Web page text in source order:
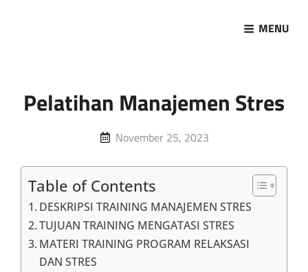
MENU
Pelatihan Manajemen Stres
Posted
November 25, 2023
Table of Contents
DESKRIPSI TRAINING MANAJEMEN STRES
TUJUAN TRAINING MENGATASI STRES
MATERI TRAINING PROGRAM RELAKSASI
DAN STRES